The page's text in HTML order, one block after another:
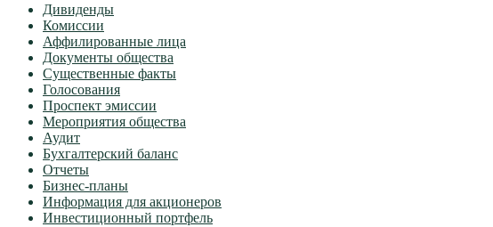
Дивиденды
Комиссии
Аффилированные лица
Документы общества
Существенные факты
Голосования
Проспект эмиссии
Мероприятия общества
Аудит
Бухгалтерский баланс
Отчеты
Бизнес-планы
Информация для акционеров
Инвестиционный портфель